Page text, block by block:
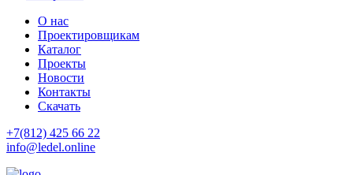
О нас
Проектировщикам
Каталог
Проекты
Новости
Контакты
Скачать
+7(812) 425 66 22
info@ledel.online